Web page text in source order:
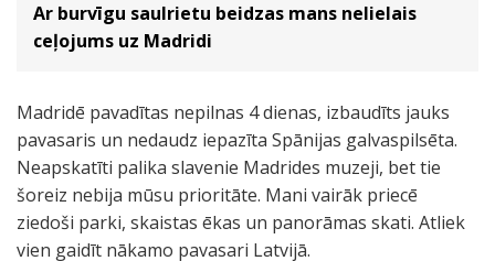
Ar burvīgu saulrietu beidzas mans nelielais
ceļojums uz Madridi
Madridē pavadītas nepilnas 4 dienas, izbaudīts jauks
pavasaris un nedaudz iepazīta Spānijas galvaspilsēta.
Neapskatīti palika slavenie Madrides muzeji, bet tie
šoreiz nebija mūsu prioritāte. Mani vairāk priecē
ziedoši parki, skaistas ēkas un panorāmas skati. Atliek
vien gaidīt nākamo pavasari Latvijā.